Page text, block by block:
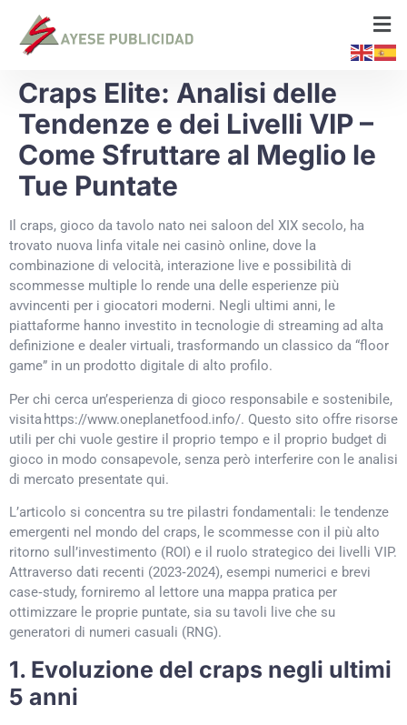
Craps Elite: Analisi delle
Tendenze e dei Livelli VIP –
Come Sfruttare al Meglio le
Tue Puntate
Il craps, gioco da tavolo nato nei saloon del XIX secolo, ha
trovato nuova linfa vitale nei casinò online, dove la
combinazione di velocità, interazione live e possibilità di
scommesse multiple lo rende una delle esperienze più
avvincenti per i giocatori moderni. Negli ultimi anni, le
piattaforme hanno investito in tecnologie di streaming ad alta
definizione e dealer virtuali, trasformando un classico da “floor
game” in un prodotto digitale di alto profilo.
Per chi cerca un’esperienza di gioco responsabile e sostenibile,
visita https://www.oneplanetfood.info/. Questo sito offre risorse
utili per chi vuole gestire il proprio tempo e il proprio budget di
gioco in modo consapevole, senza però interferire con le analisi
di mercato presentate qui.
L’articolo si concentra su tre pilastri fondamentali: le tendenze
emergenti nel mondo del craps, le scommesse con il più alto
ritorno sull’investimento (ROI) e il ruolo strategico dei livelli VIP.
Attraverso dati recenti (2023‑2024), esempi numerici e brevi
case‑study, forniremo al lettore una mappa pratica per
ottimizzare le proprie puntate, sia su tavoli live che su
generatori di numeri casuali (RNG).
1. Evoluzione del craps negli ultimi
5 anni